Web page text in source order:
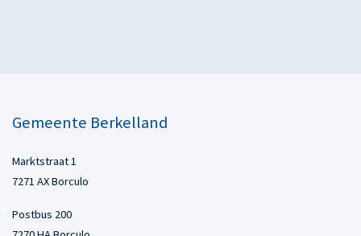
Gemeente Berkelland
Marktstraat 1
7271 AX Borculo
Postbus 200